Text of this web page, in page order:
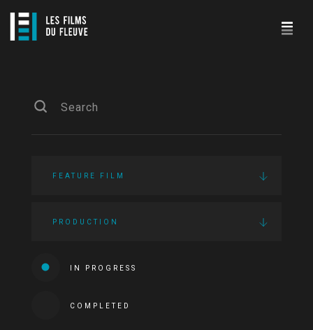
FEATURE FILM
PRODUCTION
IN PROGRESS
COMPLETED